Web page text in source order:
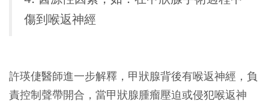
傷到喉返神經
許瑛倢醫師進一步解釋，甲狀腺背後有喉返神經，負
責控制聲帶開合， 當甲狀腺腫瘤壓迫或侵犯喉返神